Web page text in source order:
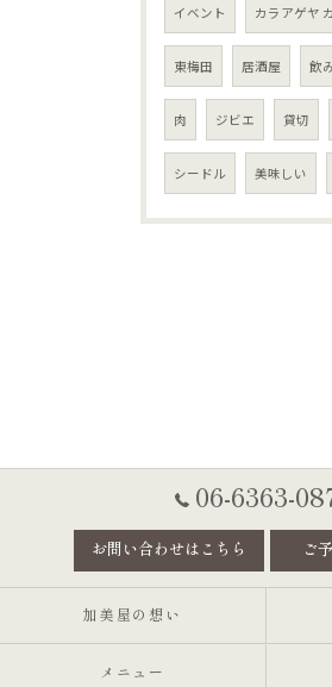
イベント カラアゲヤ
東梅田 居酒屋 飲
肉 ジビエ 貸切
シードル 美味しい
06-6363-
お問い合わせはこちら ご
加美屋の想い
メニュー